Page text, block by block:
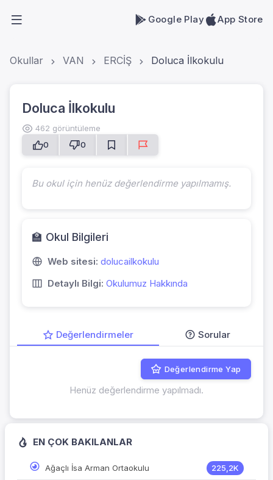
Google Play App Store
Okullar VAN ERCİŞ Doluca İlkokulu
Doluca İlkokulu
462 görüntüleme
0
0
Bu okul için henüz değerlendirme yapılmamış.
🏫 Okul Bilgileri
Web sitesi: dolucailkokulu
Detaylı Bilgi: Okulumuz Hakkında
Değerlendirmeler Sorular
Değerlendirme Yap
Henüz değerlendirme yapılmadı.
EN ÇOK BAKILANLAR
Ağaçlı İsa Arman Ortaokulu 225,2K